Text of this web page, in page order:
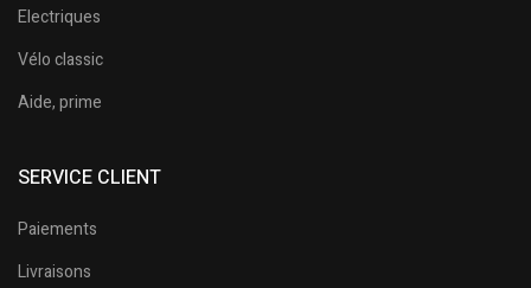
Electriques
Vélo classic
Aide, prime
SERVICE CLIENT
Paiements
Livraisons